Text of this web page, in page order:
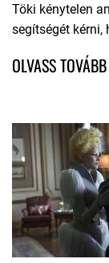
Töki kénytelen
segítségét kérni,